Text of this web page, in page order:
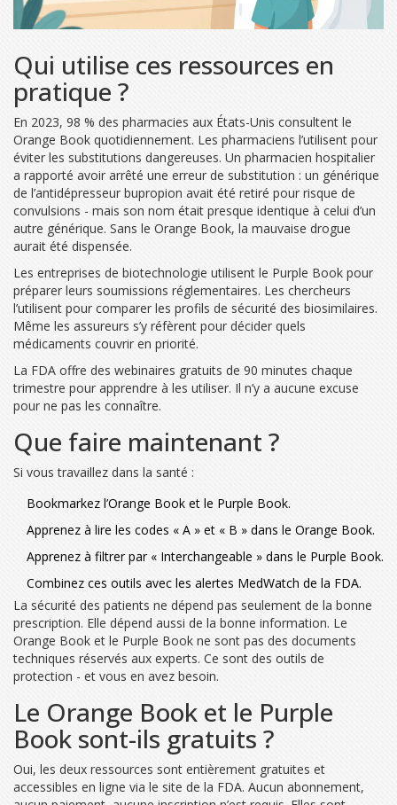
Qui utilise ces ressources en
pratique ?
En 2023, 98 % des pharmacies aux États-Unis consultent le
Orange Book quotidiennement. Les pharmaciens l’utilisent pour
éviter les substitutions dangereuses. Un pharmacien hospitalier
a rapporté avoir arrêté une erreur de substitution : un générique
de l’antidépresseur bupropion avait été retiré pour risque de
convulsions - mais son nom était presque identique à celui d’un
autre générique. Sans le Orange Book, la mauvaise drogue
aurait été dispensée.
Les entreprises de biotechnologie utilisent le Purple Book pour
préparer leurs soumissions réglementaires. Les chercheurs
l’utilisent pour comparer les profils de sécurité des biosimilaires.
Même les assureurs s’y réfèrent pour décider quels
médicaments couvrir en priorité.
La FDA offre des webinaires gratuits de 90 minutes chaque
trimestre pour apprendre à les utiliser. Il n’y a aucune excuse
pour ne pas les connaître.
Que faire maintenant ?
Si vous travaillez dans la santé :
Bookmarkez l’Orange Book et le Purple Book.
Apprenez à lire les codes « A » et « B » dans le Orange Book.
Apprenez à filtrer par « Interchangeable » dans le Purple Book.
Combinez ces outils avec les alertes MedWatch de la FDA.
La sécurité des patients ne dépend pas seulement de la bonne
prescription. Elle dépend aussi de la bonne information. Le
Orange Book et le Purple Book ne sont pas des documents
techniques réservés aux experts. Ce sont des outils de
protection - et vous en avez besoin.
Le Orange Book et le Purple
Book sont-ils gratuits ?
Oui, les deux ressources sont entièrement gratuites et
accessibles en ligne via le site de la FDA. Aucun abonnement,